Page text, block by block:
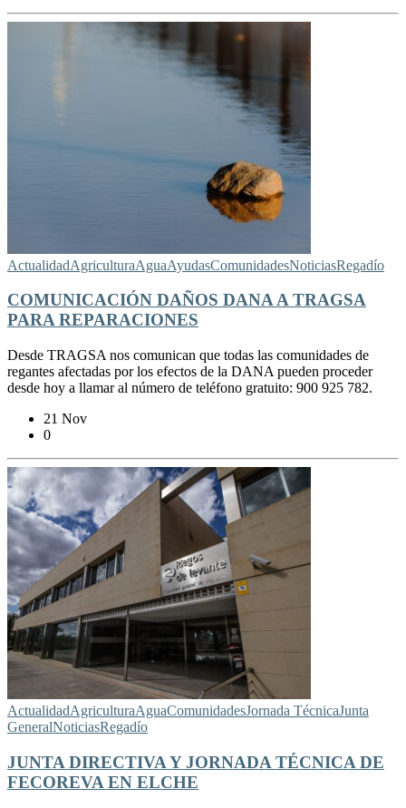
ActualidadAgriculturaAguaAyudasComunidadesNoticiasRegadío
COMUNICACIÓN DAÑOS DANA A TRAGSA
PARA REPARACIONES
Desde TRAGSA nos comunican que todas las comunidades de
regantes afectadas por los efectos de la DANA pueden proceder
desde hoy a llamar al número de teléfono gratuito: 900 925 782.
21 Nov
0
ActualidadAgriculturaAguaComunidadesJornada TécnicaJunta
GeneralNoticiasRegadío
JUNTA DIRECTIVA Y JORNADA TÉCNICA DE
FECOREVA EN ELCHE